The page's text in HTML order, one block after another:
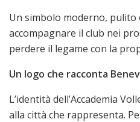
Un simbolo moderno,
accompagnare il club nei
perdere il legame con la
Un logo che racconta
L’identità dell’Accademia
alla città che rappresenta.